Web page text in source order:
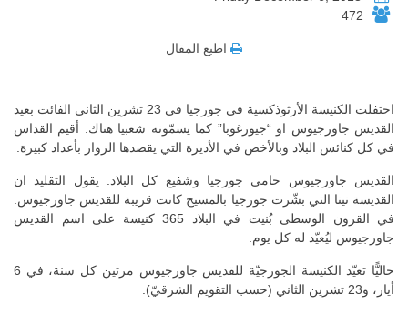
472
اطبع المقال
احتفلت الكنيسة الأرثوذكسية في جورجيا في 23 تشرين الثاني الفائت بعيد
القديس جاورجيوس او “جيورغوبا” كما يسمّونه شعبيا هناك. أقيم القداس
في كل كنائس البلاد وبالأخص في الأديرة التي يقصدها الزوار بأعداد كبيرة.
القديس جاورجيوس حامي جورجيا وشفيع كل البلاد. يقول التقليد ان
القديسة نينا التي بشّرت جورجيا بالمسيح كانت قريبة للقديس جاورجيوس.
في القرون الوسطى بُنيت في البلاد 365 كنيسة على اسم القديس
جاورجيوس ليُعيّد له كل يوم.
حاليًّا تعيّد الكنيسة الجورجيّة للقديس جاورجيوس مرتين كل سنة، في 6
أيار، و23 تشرين الثاني (حسب التقويم الشرقيّ).